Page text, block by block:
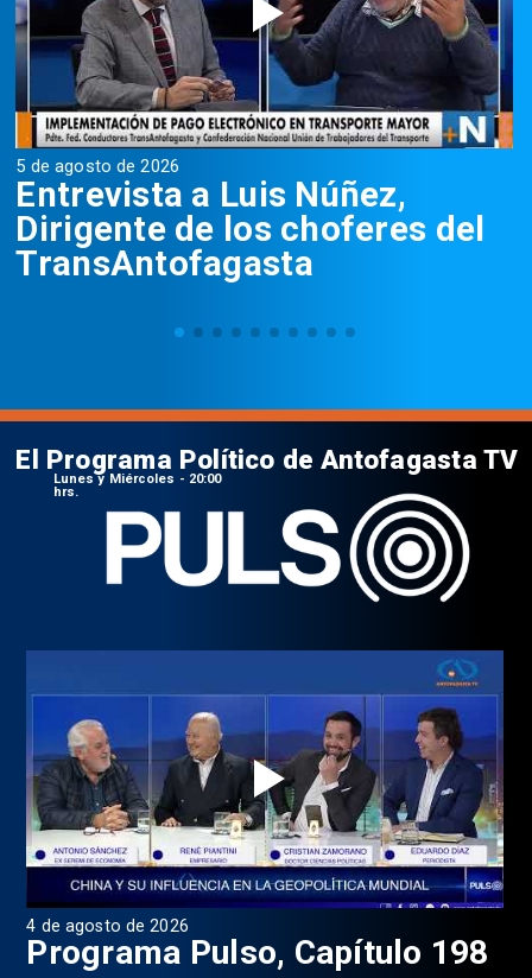
5 de agosto de 2026
Entrevista a Luis Núñez,
Dirigente de los choferes del
TransAntofagasta
4 de agosto de 2026
Programa Pulso, Capítulo 198
El Programa Político de Antofagasta TV
Lunes y Miércoles - 20:00
hrs.